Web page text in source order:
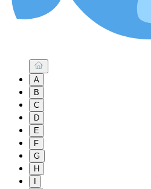
A
B
C
D
E
F
G
H